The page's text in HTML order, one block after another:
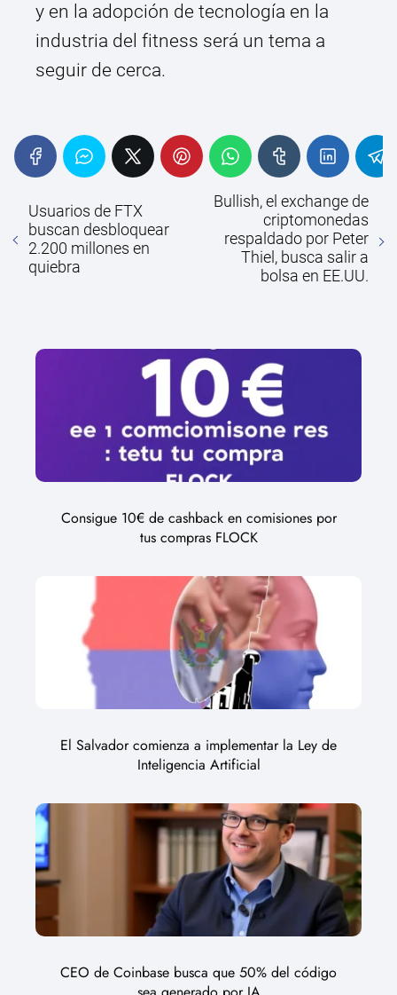
y en la adopción de tecnología en la
industria del fitness será un tema a
seguir de cerca.
Usuarios de FTX
buscan desbloquear
2.200 millones en
quiebra
Bullish, el exchange de
criptomonedas
respaldado por Peter
Thiel, busca salir a
bolsa en EE.UU.
Consigue 10€ de cashback en comisiones por
tus compras FLOCK
El Salvador comienza a implementar la Ley de
Inteligencia Artificial
CEO de Coinbase busca que 50% del código